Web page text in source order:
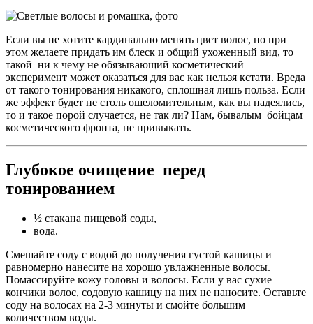
Если вы не хотите кардинально менять цвет волос, но при
этом желаете придать им блеск и общий ухоженный вид, то
такой ни к чему не обязывающий косметический
эксперимент может оказаться для вас как нельзя кстати. Вреда
от такого тонирования никакого, сплошная лишь польза. Если
же эффект будет не столь ошеломительным, как вы надеялись,
то и такое порой случается, не так ли? Нам, бывалым бойцам
косметического фронта, не привыкать.
Глубокое очищение перед
тонированием
½ стакана пищевой соды,
вода.
Смешайте соду с водой до получения густой кашицы и
равномерно нанесите на хорошо увлажненные волосы.
Помассируйте кожу головы и волосы. Если у вас сухие
кончики волос, содовую кашицу на них не наносите. Оставьте
соду на волосах на 2-3 минуты и смойте большим
количеством воды.